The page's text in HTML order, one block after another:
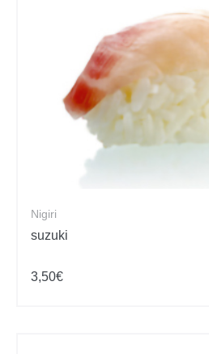
Nigiri
suzuki
3,50€